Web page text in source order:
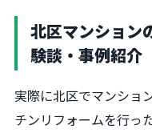
北区マンション
験談・事例紹介
実際に北区でマンショ
チンリフォームを行っ